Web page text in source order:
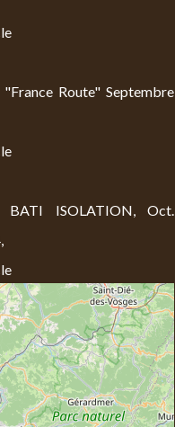
"France Route" Septembre
BATI ISOLATION, Oct.